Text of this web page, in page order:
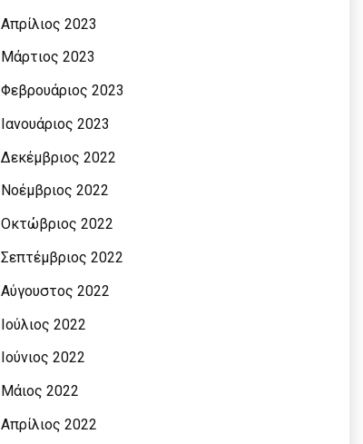
Απρίλιος 2023
Μάρτιος 2023
Φεβρουάριος 2023
Ιανουάριος 2023
Δεκέμβριος 2022
Νοέμβριος 2022
Οκτώβριος 2022
Σεπτέμβριος 2022
Αύγουστος 2022
Ιούλιος 2022
Ιούνιος 2022
Μάιος 2022
Απρίλιος 2022